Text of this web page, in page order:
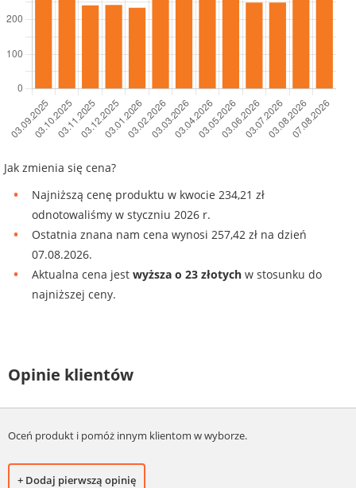
Jak zmienia się cena?
Najniższą cenę produktu w kwocie 234,21 zł
odnotowaliśmy w styczniu 2026 r.
Ostatnia znana nam cena wynosi 257,42 zł na dzień
07.08.2026.
Aktualna cena jest wyższa o 23 złotych w stosunku do
najniższej ceny.
Opinie klientów
Oceń produkt i pomóż innym klientom w wyborze.
+ Dodaj pierwszą opinię